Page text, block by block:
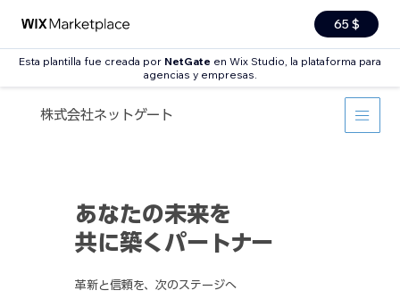
65 $
Esta plantilla fue creada por NetGate en Wix Studio, la plataforma para
agencias y empresas.